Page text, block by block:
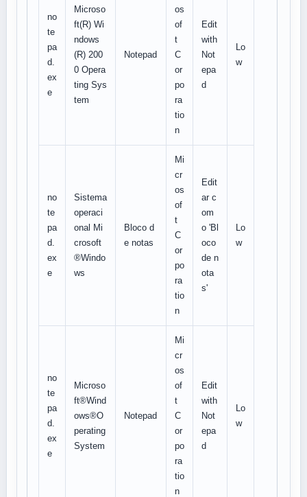
no
te
pa
d.
ex
e
Microso
ft(R) Wi
ndows
(R) 200
0 Opera
ting Sys
tem
Notepad
os
of
t
C
or
po
ra
tio
n
Edit
with
Not
epa
d
Lo
w
no
te
pa
d.
ex
e
Sistema
operaci
onal Mi
crosoft
®Windo
ws
Bloco d
e notas
Mi
cr
os
of
t
C
or
po
ra
tio
n
Edit
ar c
om
o 'Bl
oco
de n
ota
s'
Lo
w
no
te
pa
d.
ex
e
Microso
ft®Wind
ows®O
perating
System
Notepad
Mi
cr
os
of
t
C
or
po
ra
tio
n
Edit
with
Not
epa
d
Lo
w